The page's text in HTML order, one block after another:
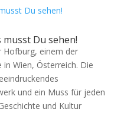
Du sehen!
Hofburg, einem der
Wien, Österreich. Die
und ein Muss für jeden
und Kultur